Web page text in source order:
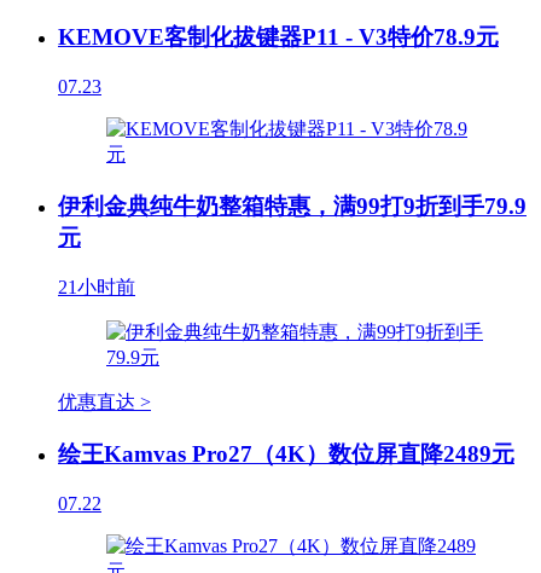
KEMOVE客制化拔键器P11 - V3特价78.9元
07.23
伊利金典纯牛奶整箱特惠，满99打9折到手79.9
元
21小时前
优惠直达 >
绘王Kamvas Pro27（4K）数位屏直降2489元
07.22